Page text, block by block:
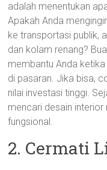
adalah menentukan
Apakah Anda
ke transportasi publik,
dan kolam renang?
membantu Anda
di pasaran. Jika bisa,
nilai investasi tinggi.
mencari desain
fungsional.
2. Cermati